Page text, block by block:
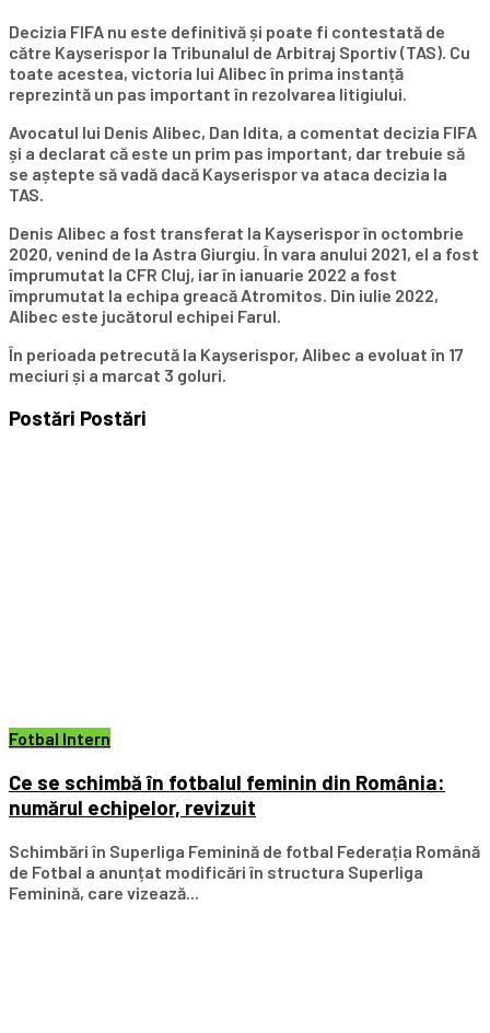
Decizia FIFA nu este definitivă și poate fi contestată de
către Kayserispor la Tribunalul de Arbitraj Sportiv (TAS). Cu
toate acestea, victoria lui Alibec în prima instanță
reprezintă un pas important în rezolvarea litigiului.
Avocatul lui Denis Alibec, Dan Idita, a comentat decizia FIFA
și a declarat că este un prim pas important, dar trebuie să
se aștepte să vadă dacă Kayserispor va ataca decizia la
TAS.
Denis Alibec a fost transferat la Kayserispor în octombrie
2020, venind de la Astra Giurgiu. În vara anului 2021, el a fost
împrumutat la CFR Cluj, iar în ianuarie 2022 a fost
împrumutat la echipa greacă Atromitos. Din iulie 2022,
Alibec este jucătorul echipei Farul.
În perioada petrecută la Kayserispor, Alibec a evoluat în 17
meciuri și a marcat 3 goluri.
Postări Postări
Fotbal Intern
Ce se schimbă în fotbalul feminin din România:
numărul echipelor, revizuit
Schimbări în Superliga Feminină de fotbal Federația Română
de Fotbal a anunțat modificări în structura Superliga
Feminină, care vizează...